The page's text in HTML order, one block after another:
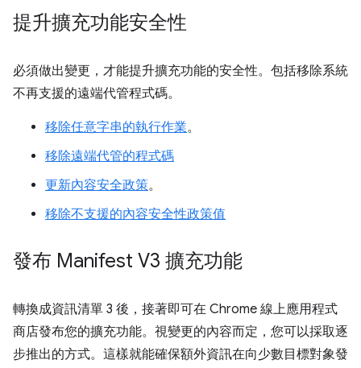
提升擴充功能安全性
必須做出變更，才能提升擴充功能的安全性。包括移除系統
不再支援的遠端代管程式碼。
移除任意字串的執行作業。
移除遠端代管的程式碼
更新內容安全政策。
移除不支援的內容安全性政策值
發布 Manifest V3 擴充功能
轉換成資訊清單 3 後，接著即可在 Chrome 線上應用程式
商店發布您的擴充功能。視變更的內容而定，您可以採取逐
步推出的方式。這樣就能確保額外資訊在向少數目標對象發